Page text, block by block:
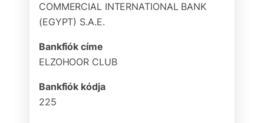
COMMERCIAL INTERNATIONAL BANK
(EGYPT) S.A.E.
Bankfiók címe
ELZOHOOR CLUB
Bankfiók kódja
225